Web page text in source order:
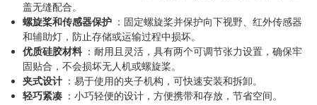
盖无缝配合。
螺旋桨和传感器保护 ：固定螺旋桨并保护向下视野、红外传感器
和辅助灯，防止存储或运输过程中损坏。
优质硅胶材料 ：耐用且灵活，具有两个可调节张力设置，确保牢
固贴合，不会损坏无人机或螺旋桨。
夹式设计 ：易于使用的夹子机构，可快速安装和拆卸。
轻巧紧凑 ：小巧轻便的设计，方便携带和存放，节省空间。